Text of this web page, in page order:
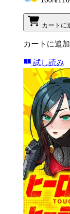
カートに
カートに追
試し読み